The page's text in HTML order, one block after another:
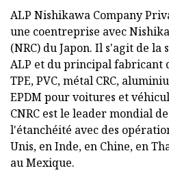
ALP Nishikawa Company
une coentreprise avec
(NRC) du Japon. Il s'agit de
ALP et du principal fabricant
TPE, PVC, métal CRC,
EPDM pour voitures et
CNRC est le leader mondial
l'étanchéité avec des
Unis, en Inde, en Chine, en
au Mexique.